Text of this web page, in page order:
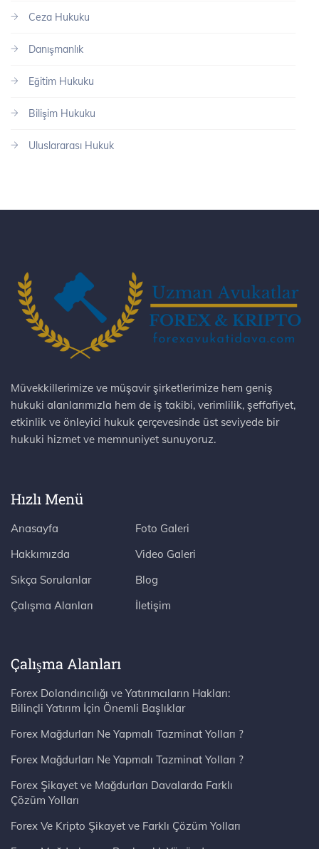
Ceza Hukuku
Danışmanlık
Eğitim Hukuku
Bilişim Hukuku
Uluslararası Hukuk
Müvekkillerimize ve müşavir şirketlerimize hem geniş
hukuki alanlarımızla hem de iş takibi, verimlilik, şeffafiyet,
etkinlik ve önleyici hukuk çerçevesinde üst seviyede bir
hukuki hizmet ve memnuniyet sunuyoruz.
Hızlı Menü
Anasayfa
Hakkımızda
Sıkça Sorulanlar
Çalışma Alanları
Foto Galeri
Video Galeri
Blog
İletişim
Çalışma Alanları
Forex Dolandırıcılığı ve Yatırımcıların Hakları:
Bilinçli Yatırım İçin Önemli Başlıklar
Forex Mağdurları Ne Yapmalı Tazminat Yolları ?
Forex Mağdurları Ne Yapmalı Tazminat Yolları ?
Forex Şikayet ve Mağdurları Davalarda Farklı
Çözüm Yolları
Forex Ve Kripto Şikayet ve Farklı Çözüm Yolları